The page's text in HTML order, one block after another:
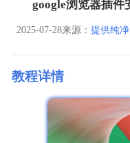
google浏览器插件
2025-07-28来源： 提供纯
教程详情